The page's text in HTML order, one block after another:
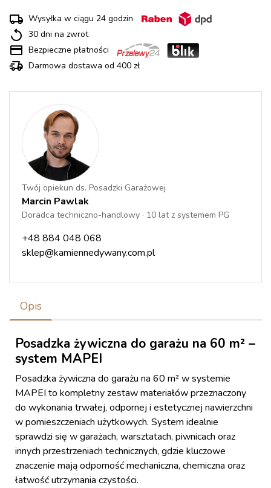
Wysyłka w ciągu 24 godzin
30 dni na zwrot
Bezpieczne płatności
Darmowa dostawa od 400 zł
Twój opiekun ds. Posadzki Garażowej
Marcin Pawlak
Doradca techniczno-handlowy · 10 lat z systemem PG
+48 884 048 068
sklep@kamiennedywany.com.pl
Opis
Posadzka żywiczna do garażu na 60 m² –
system MAPEI
Posadzka żywiczna do garażu na 60 m² w systemie
MAPEI to kompletny zestaw materiałów przeznaczony
do wykonania trwałej, odpornej i estetycznej nawierzchni
w pomieszczeniach użytkowych. System idealnie
sprawdzi się w garażach, warsztatach, piwnicach oraz
innych przestrzeniach technicznych, gdzie kluczowe
znaczenie mają odporność mechaniczna, chemiczna oraz
łatwość utrzymania czystości.